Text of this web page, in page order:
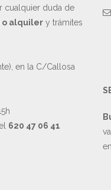
cualquier duda de
o alquilery trámites
en la C/Callosa
620 47 06 41